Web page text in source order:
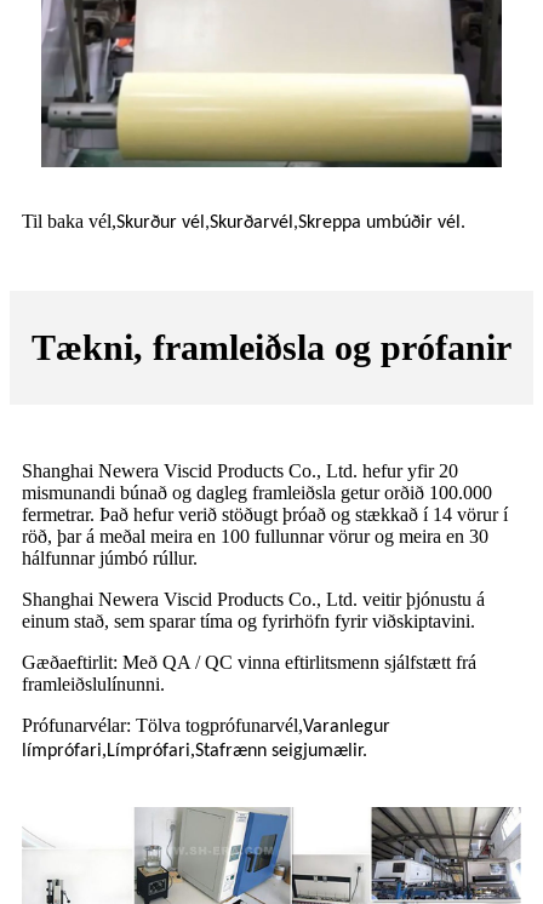
Til baka vél,Skurður vél,Skurðarvél,Skreppa umbúðir vél.
Tækni, framleiðsla og prófanir
Shanghai Newera Viscid Products Co., Ltd. hefur yfir 20
mismunandi búnað og dagleg framleiðsla getur orðið 100.000
fermetrar. Það hefur verið stöðugt þróað og stækkað í 14 vörur í
röð, þar á meðal meira en 100 fullunnar vörur og meira en 30
hálfunnar júmbó rúllur.
Shanghai Newera Viscid Products Co., Ltd. veitir þjónustu á
einum stað, sem sparar tíma og fyrirhöfn fyrir viðskiptavini.
Gæðaeftirlit: Með QA / QC vinna eftirlitsmenn sjálfstætt frá
framleiðslulínunni.
Prófunarvélar: Tölva togprófunarvél,Varanlegur
límprófari,Límprófari,Stafrænn seigjumælir.